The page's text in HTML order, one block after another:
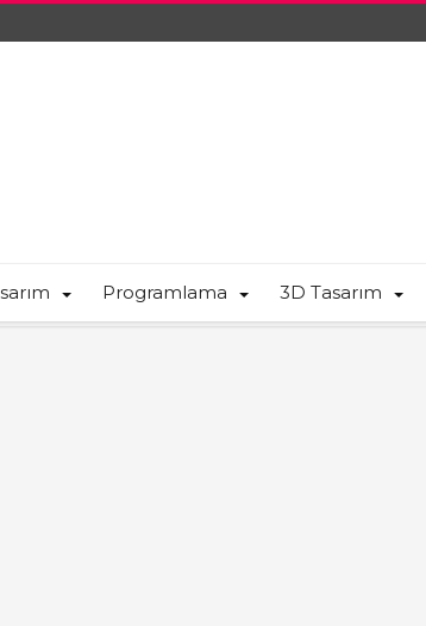
Programlama 3D Tasarım